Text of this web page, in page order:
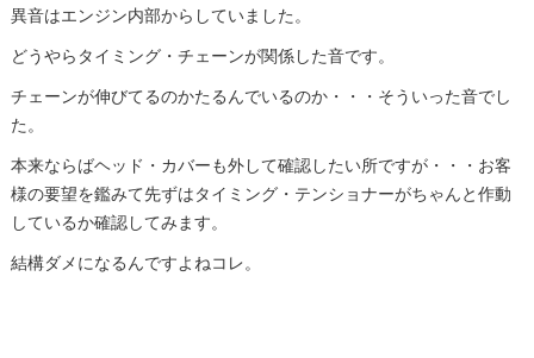
異音はエンジン内部からしていました。
どうやらタイミング・チェーンが関係した音です。
チェーンが伸びてるのかたるんでいるのか・・・そういった音でし
た。
本来ならばヘッド・カバーも外して確認したい所ですが・・・お客
様の要望を鑑みて先ずはタイミング・テンショナーがちゃんと作動
しているか確認してみます。
結構ダメになるんですよねコレ。